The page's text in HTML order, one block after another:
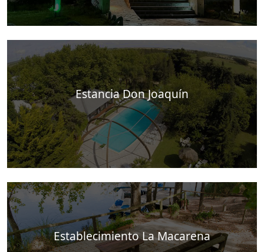
Estancia Don Joaquín
Establecimiento La Macarena